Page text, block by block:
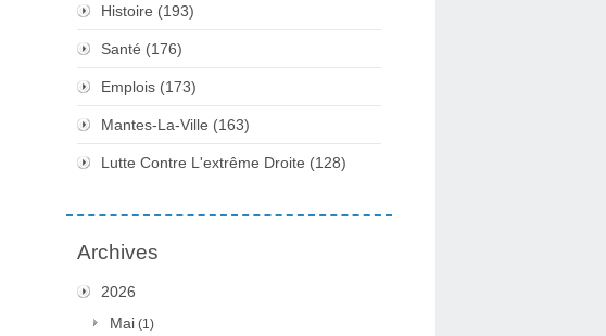
Histoire (193)
Santé (176)
Emplois (173)
Mantes-La-Ville (163)
Lutte Contre L'extrême Droite (128)
Archives
2026
Mai (1)